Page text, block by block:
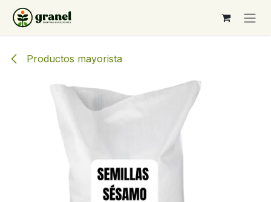
Ir al contenido
Productos mayorista